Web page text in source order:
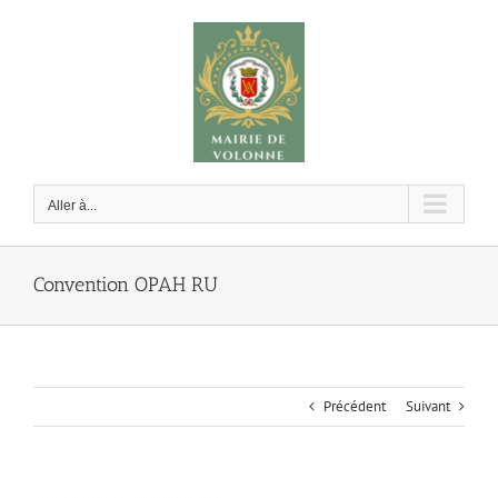
Aller à...
Convention OPAH RU
Précédent Suivant